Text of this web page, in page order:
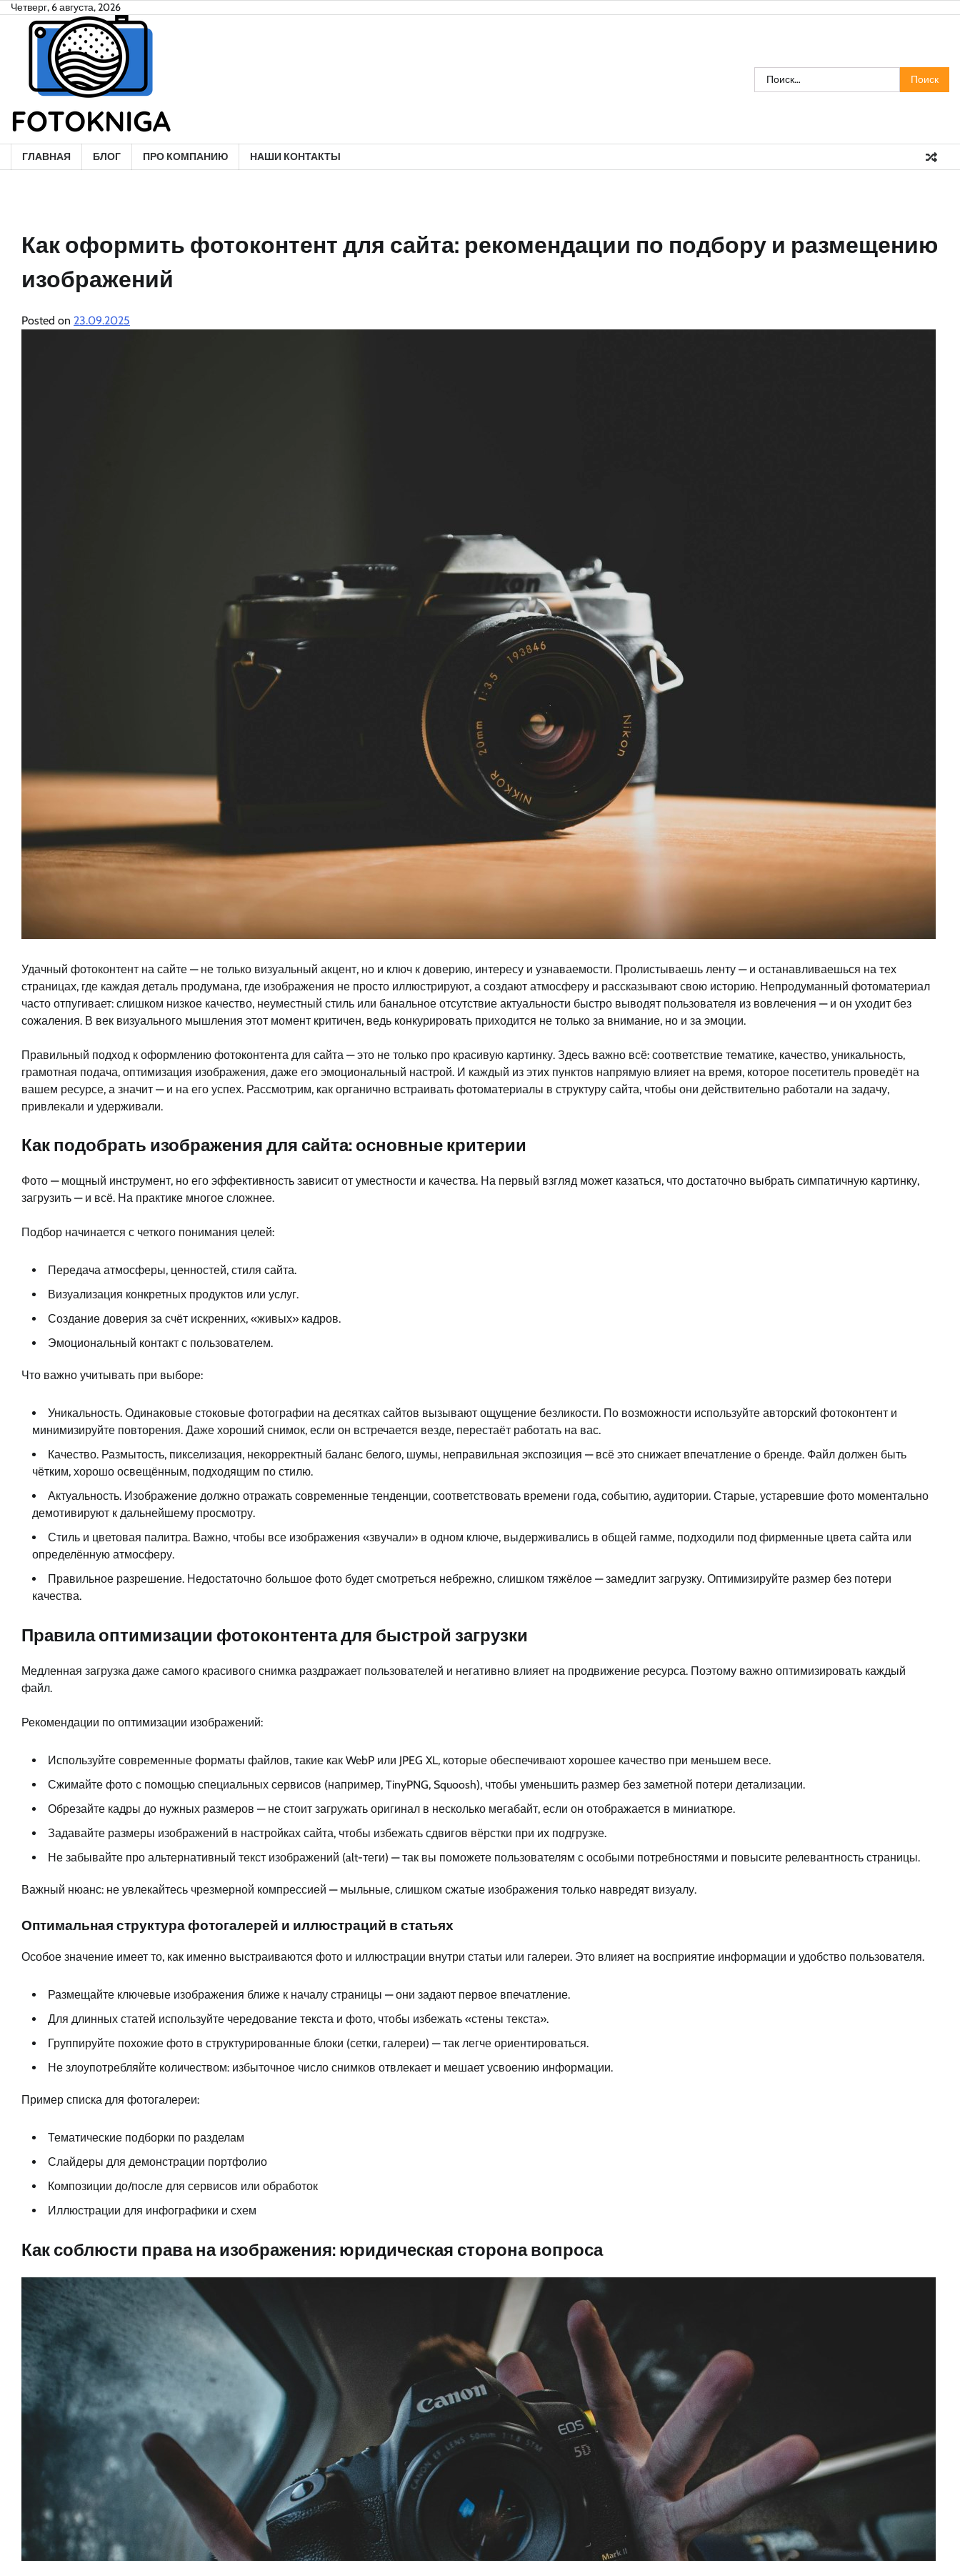
SkipЧетверг, 6 августа, 2026
Найти:
ГЛАВНАЯ БЛОГ ПРО КОМПАНИЮ НАШИ КОНТАКТЫ
Как оформить фотоконтент для сайта: рекомендации по подбору и размещению
изображений
Posted on 23.09.2025
Удачный фотоконтент на сайте — не только визуальный акцент, но и ключ к доверию, интересу и узнаваемости. Пролистываешь ленту — и останавливаешься на тех
страницах, где каждая деталь продумана, где изображения не просто иллюстрируют, а создают атмосферу и рассказывают свою историю. Непродуманный фотоматериал
часто отпугивает: слишком низкое качество, неуместный стиль или банальное отсутствие актуальности быстро выводят пользователя из вовлечения — и он уходит без
сожаления. В век визуального мышления этот момент критичен, ведь конкурировать приходится не только за внимание, но и за эмоции.
Правильный подход к оформлению фотоконтента для сайта — это не только про красивую картинку. Здесь важно всё: соответствие тематике, качество, уникальность,
грамотная подача, оптимизация изображения, даже его эмоциональный настрой. И каждый из этих пунктов напрямую влияет на время, которое посетитель проведёт на
вашем ресурсе, а значит — и на его успех. Рассмотрим, как органично встраивать фотоматериалы в структуру сайта, чтобы они действительно работали на задачу,
привлекали и удерживали.
Как подобрать изображения для сайта: основные критерии
Фото — мощный инструмент, но его эффективность зависит от уместности и качества. На первый взгляд может казаться, что достаточно выбрать симпатичную картинку,
загрузить — и всё. На практике многое сложнее.
Подбор начинается с четкого понимания целей:
Передача атмосферы, ценностей, стиля сайта.
Визуализация конкретных продуктов или услуг.
Создание доверия за счёт искренних, «живых» кадров.
Эмоциональный контакт с пользователем.
Что важно учитывать при выборе:
Уникальность. Одинаковые стоковые фотографии на десятках сайтов вызывают ощущение безликости. По возможности используйте авторский фотоконтент и
минимизируйте повторения. Даже хороший снимок, если он встречается везде, перестаёт работать на вас.
Качество. Размытость, пикселизация, некорректный баланс белого, шумы, неправильная экспозиция — всё это снижает впечатление о бренде. Файл должен быть
чётким, хорошо освещённым, подходящим по стилю.
Актуальность. Изображение должно отражать современные тенденции, соответствовать времени года, событию, аудитории. Старые, устаревшие фото моментально
демотивируют к дальнейшему просмотру.
Стиль и цветовая палитра. Важно, чтобы все изображения «звучали» в одном ключе, выдерживались в общей гамме, подходили под фирменные цвета сайта или
определённую атмосферу.
Правильное разрешение. Недостаточно большое фото будет смотреться небрежно, слишком тяжёлое — замедлит загрузку. Оптимизируйте размер без потери
качества.
Правила оптимизации фотоконтента для быстрой загрузки
Медленная загрузка даже самого красивого снимка раздражает пользователей и негативно влияет на продвижение ресурса. Поэтому важно оптимизировать каждый
файл.
Рекомендации по оптимизации изображений:
Используйте современные форматы файлов, такие как WebP или JPEG XL, которые обеспечивают хорошее качество при меньшем весе.
Сжимайте фото с помощью специальных сервисов (например, TinyPNG, Squoosh), чтобы уменьшить размер без заметной потери детализации.
Обрезайте кадры до нужных размеров — не стоит загружать оригинал в несколько мегабайт, если он отображается в миниатюре.
Задавайте размеры изображений в настройках сайта, чтобы избежать сдвигов вёрстки при их подгрузке.
Не забывайте про альтернативный текст изображений (alt-теги) — так вы поможете пользователям с особыми потребностями и повысите релевантность страницы.
Важный нюанс: не увлекайтесь чрезмерной компрессией — мыльные, слишком сжатые изображения только навредят визуалу.
Оптимальная структура фотогалерей и иллюстраций в статьях
Особое значение имеет то, как именно выстраиваются фото и иллюстрации внутри статьи или галереи. Это влияет на восприятие информации и удобство пользователя.
Размещайте ключевые изображения ближе к началу страницы — они задают первое впечатление.
Для длинных статей используйте чередование текста и фото, чтобы избежать «стены текста».
Группируйте похожие фото в структурированные блоки (сетки, галереи) — так легче ориентироваться.
Не злоупотребляйте количеством: избыточное число снимков отвлекает и мешает усвоению информации.
Пример списка для фотогалереи:
Тематические подборки по разделам
Слайдеры для демонстрации портфолио
Композиции до/после для сервисов или обработок
Иллюстрации для инфографики и схем
Как соблюсти права на изображения: юридическая сторона вопроса